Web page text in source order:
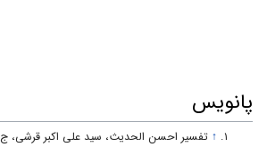
با توجه گوش دادن. «اسْتَمَعَ»
حضور گروهى. «نَفَرٌ مِنَ الْجِنِّ»
پانویس
↑ تفسير احسن الحديث، سید علی اکبر قرشی، ج11، ص382